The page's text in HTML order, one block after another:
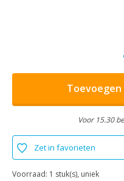
Toevoegen
Voor 15.30
Zet in favorieten
Voorraad: 1 stuk(s), uniek